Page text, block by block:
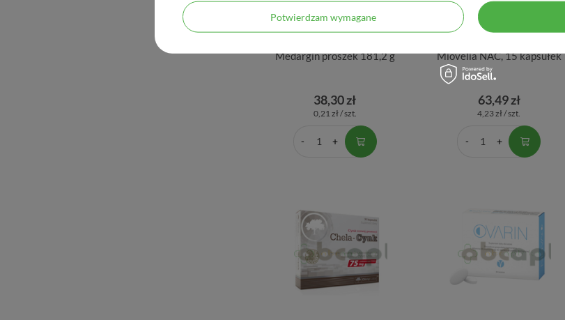
Medargin proszek 181,2 g
38,30 zł
0,21 zł / szt.
Miovelia NAC, 15 kapsułek
63,49 zł
4,23 zł / szt.
Potwierdzam wymagane